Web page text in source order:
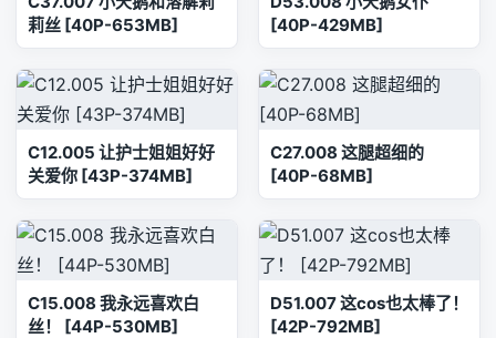
莉丝 [40P-653MB]
[40P-429MB]
C12.005 让护士姐姐好好
关爱你 [43P-374MB]
C27.008 这腿超细的
[40P-68MB]
C15.008 我永远喜欢白
丝！ [44P-530MB]
D51.007 这cos也太棒了！
[42P-792MB]